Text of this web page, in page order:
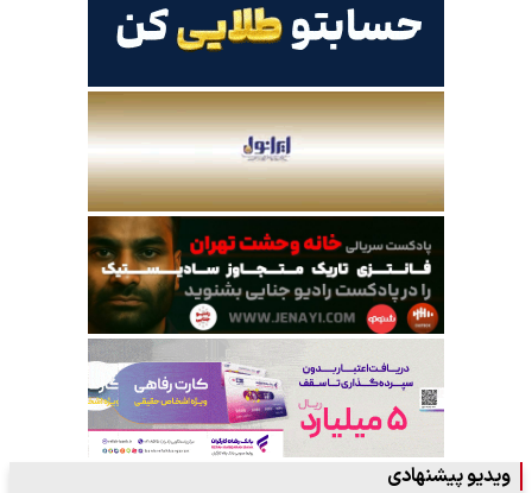
ویدیو پیشنهادی